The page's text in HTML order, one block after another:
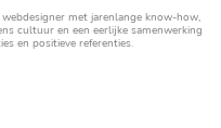
met jarenlange know-how,
cultuur en een eerlijke samenwerking
en positieve referenties.